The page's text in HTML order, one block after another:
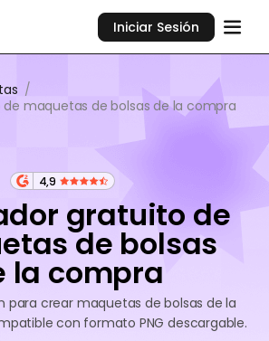
Iniciar Sesión
/
maquetas de bolsas de la compra
4,9
gratuito de
de bolsas
la compra
para crear maquetas de bolsas de la
con formato PNG descargable.